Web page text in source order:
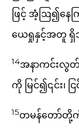
ဖြင့် အံ့ဩ၍န
ယေရှုနှင့်အတူ
14အနာကင်း
ကို မြင်၍၎င်း၊
15တမန်တော်တို့